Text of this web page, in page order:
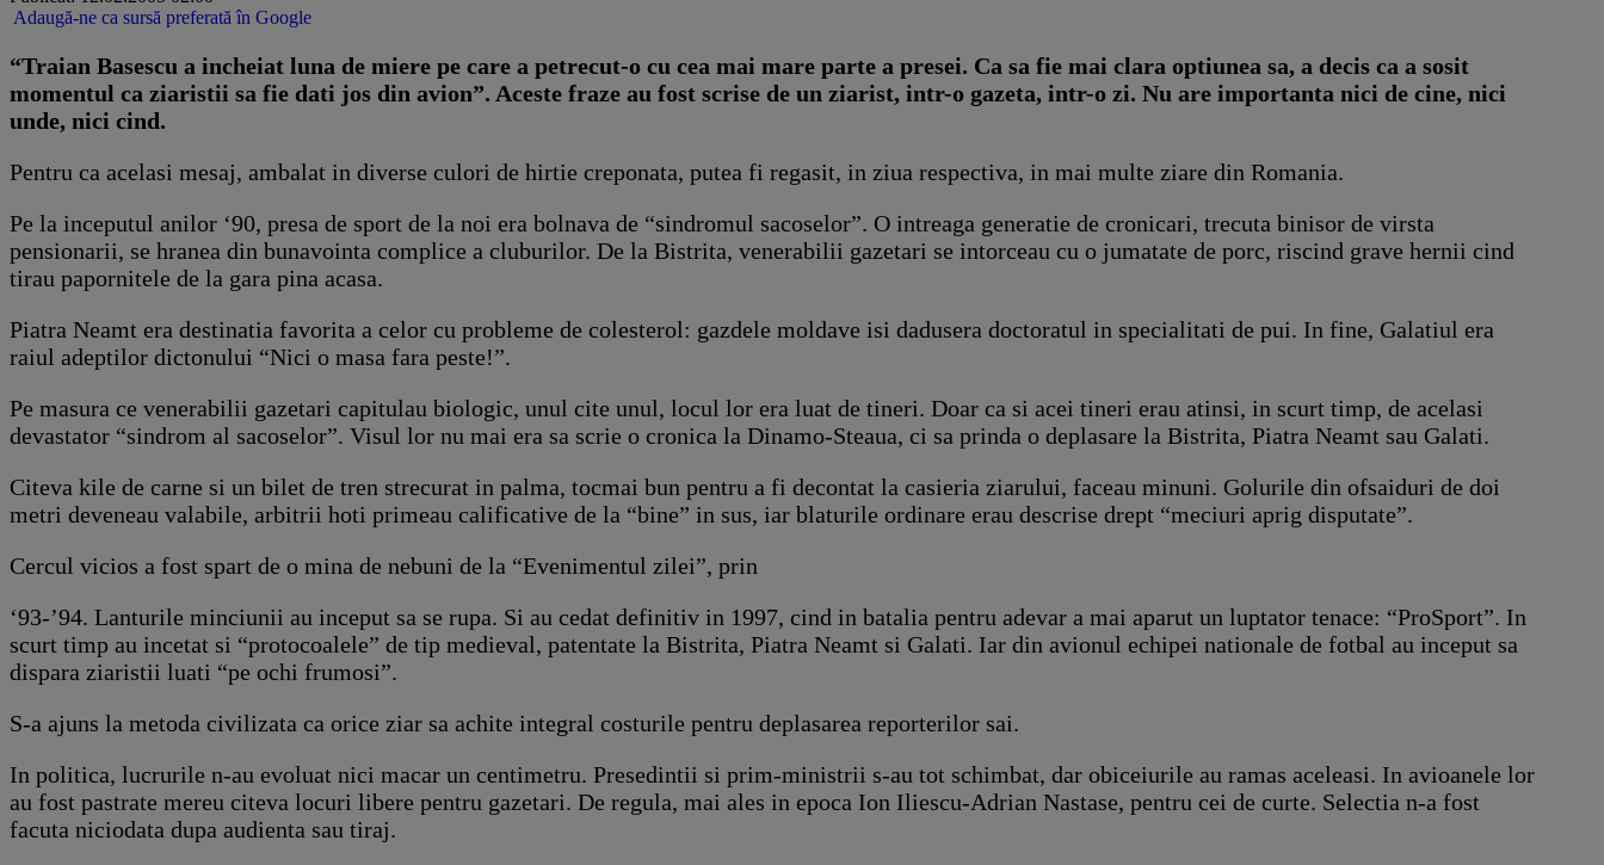
Adaugă-ne ca sursă preferată în Google
“Traian Basescu a incheiat luna de miere pe care a petrecut-o cu cea mai mare parte a presei. Ca sa fie mai clara optiunea sa, a decis ca a sosit
momentul ca ziaristii sa fie dati jos din avion”. Aceste fraze au fost scrise de un ziarist, intr-o gazeta, intr-o zi. Nu are importanta nici de cine, nici
unde, nici cind.
Pentru ca acelasi mesaj, ambalat in diverse culori de hirtie creponata, putea fi regasit, in ziua respectiva, in mai multe ziare din Romania.
Pe la inceputul anilor ‘90, presa de sport de la noi era bolnava de “sindromul sacoselor”. O intreaga generatie de cronicari, trecuta binisor de virsta
pensionarii, se hranea din bunavointa complice a cluburilor. De la Bistrita, venerabilii gazetari se intorceau cu o jumatate de porc, riscind grave hernii cind
tirau papornitele de la gara pina acasa.
Piatra Neamt era destinatia favorita a celor cu probleme de colesterol: gazdele moldave isi dadusera doctoratul in specialitati de pui. In fine, Galatiul era
raiul adeptilor dictonului “Nici o masa fara peste!”.
Pe masura ce venerabilii gazetari capitulau biologic, unul cite unul, locul lor era luat de tineri. Doar ca si acei tineri erau atinsi, in scurt timp, de acelasi
devastator “sindrom al sacoselor”. Visul lor nu mai era sa scrie o cronica la Dinamo-Steaua, ci sa prinda o deplasare la Bistrita, Piatra Neamt sau Galati.
Citeva kile de carne si un bilet de tren strecurat in palma, tocmai bun pentru a fi decontat la casieria ziarului, faceau minuni. Golurile din ofsaiduri de doi
metri deveneau valabile, arbitrii hoti primeau calificative de la “bine” in sus, iar blaturile ordinare erau descrise drept “meciuri aprig disputate”.
Cercul vicios a fost spart de o mina de nebuni de la “Evenimentul zilei”, prin
‘93-’94. Lanturile minciunii au inceput sa se rupa. Si au cedat definitiv in 1997, cind in batalia pentru adevar a mai aparut un luptator tenace: “ProSport”. In
scurt timp au incetat si “protocoalele” de tip medieval, patentate la Bistrita, Piatra Neamt si Galati. Iar din avionul echipei nationale de fotbal au inceput sa
dispara ziaristii luati “pe ochi frumosi”.
S-a ajuns la metoda civilizata ca orice ziar sa achite integral costurile pentru deplasarea reporterilor sai.
In politica, lucrurile n-au evoluat nici macar un centimetru. Presedintii si prim-ministrii s-au tot schimbat, dar obiceiurile au ramas aceleasi. In avioanele lor
au fost pastrate mereu citeva locuri libere pentru gazetari. De regula, mai ales in epoca Ion Iliescu-Adrian Nastase, pentru cei de curte. Selectia n-a fost
facuta niciodata dupa audienta sau tiraj.